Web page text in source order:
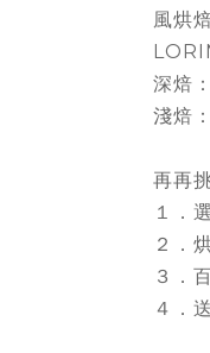
風烘
深焙
淺焙
再再
１．
２．
３．
４．